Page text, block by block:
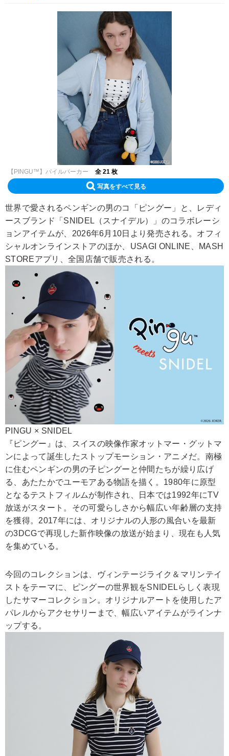
【PINGU™】パイルパーカー 全 21 枚
写真をすべて見る
世界で愛されるペンギンの男のコ「ピングー」と、レディ
ースブランド「SNIDEL（スナイデル）」のコラボレーシ
ョンアイテムが、2026年6月10日より発売される。オフィ
シャルオンラインストアのほか、USAGI ONLINE、MASH
STOREアプリ、全国店舗で販売される。
PINGU × SNIDEL
『ピングー』は、スイスの映像作家オットマー・グットマ
ンによって誕生したストップモーション・アニメだ。南極
に住むペンギンの男の子ピングーと仲間たちが繰り広げ
る、あたたかでユーモアある物語を描く。1980年に原型
となるテストフィルムが制作され、日本では1992年にTV
放送がスタート。その可愛らしさから幅広い年齢層の支持
を獲得。2017年には、オリジナルの人形の風合いを最新
の3DCGで再現した新作映像の放送が始まり、現在も人気
を集めている。
今回のコレクションは、ヴィンテージライク＆マリンテイ
ストをテーマに、ピングーの世界観をSNIDELらしく表現
したサマーコレクション。オリジナルアートを使用したア
パレルからアクセサリーまで、幅広いアイテムがラインナ
ップする。